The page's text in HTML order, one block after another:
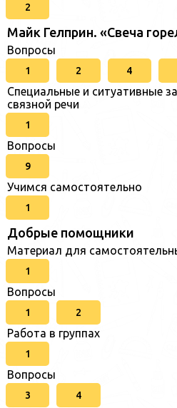
2
Майк Гелприн. «Свеча
Вопросы
1 2 4
Специальные и ситуативные
связной речи
1
Вопросы
9
Учимся самостоятельно
1
Добрые помощники
Материал для
1
Вопросы
1 2
Работа в группах
1
Вопросы
3 4